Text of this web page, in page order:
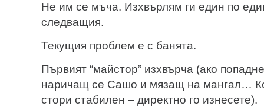
Не им се мъча. Изхвърлям ги един по
следващия.
Текущия проблем е с банята.
Първият “майстор” изхвърча (ако
наричащ се Сашо и мязащ на мангал…
стори стабилен – директно го изнесете).